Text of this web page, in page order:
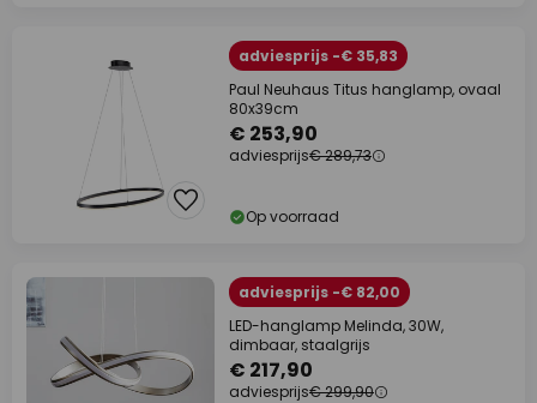
adviesprijs -€ 35,83
Paul Neuhaus Titus hanglamp, ovaal
80x39cm
€ 253,90
adviesprijs€ 289,73
Op voorraad
adviesprijs -€ 82,00
LED-hanglamp Melinda, 30W,
dimbaar, staalgrijs
€ 217,90
adviesprijs€ 299,90